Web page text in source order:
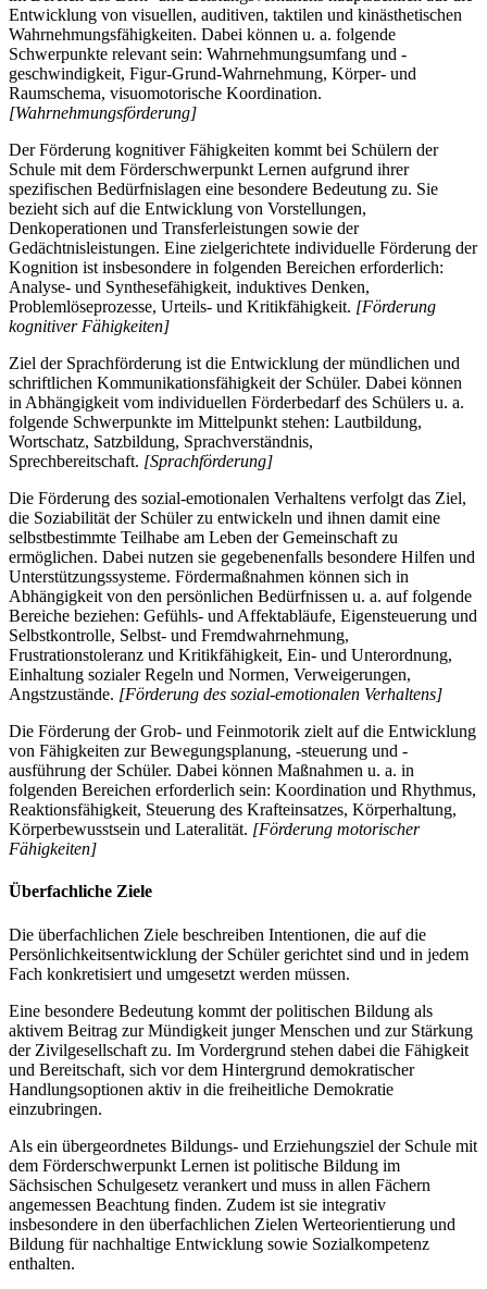
Entwicklung von visuellen, auditiven, taktilen und kinästhetischen
Wahrnehmungsfähigkeiten. Dabei können u. a. folgende
Schwerpunkte relevant sein: Wahrnehmungsumfang und -
geschwindigkeit, Figur-Grund-Wahrnehmung, Körper- und
Raumschema, visuomotorische Koordination.
[Wahrnehmungsförderung]
Der Förderung kognitiver Fähigkeiten kommt bei Schülern der
Schule mit dem Förderschwerpunkt Lernen aufgrund ihrer
spezifischen Bedürfnislagen eine besondere Bedeutung zu. Sie
bezieht sich auf die Entwicklung von Vorstellungen,
Denkoperationen und Transferleistungen sowie der
Gedächtnisleistungen. Eine zielgerichtete individuelle Förderung der
Kognition ist insbesondere in folgenden Bereichen erforderlich:
Analyse- und Synthesefähigkeit, induktives Denken,
Problemlöseprozesse, Urteils- und Kritikfähigkeit. [Förderung
kognitiver Fähigkeiten]
Ziel der Sprachförderung ist die Entwicklung der mündlichen und
schriftlichen Kommunikationsfähigkeit der Schüler. Dabei können
in Abhängigkeit vom individuellen Förderbedarf des Schülers u. a.
folgende Schwerpunkte im Mittelpunkt stehen: Lautbildung,
Wortschatz, Satzbildung, Sprachverständnis,
Sprechbereitschaft. [Sprachförderung]
Die Förderung des sozial-emotionalen Verhaltens verfolgt das Ziel,
die Soziabilität der Schüler zu entwickeln und ihnen damit eine
selbstbestimmte Teilhabe am Leben der Gemeinschaft zu
ermöglichen. Dabei nutzen sie gegebenenfalls besondere Hilfen und
Unterstützungssysteme. Fördermaßnahmen können sich in
Abhängigkeit von den persönlichen Bedürfnissen u. a. auf folgende
Bereiche beziehen: Gefühls- und Affektabläufe, Eigensteuerung und
Selbstkontrolle, Selbst- und Fremdwahrnehmung,
Frustrationstoleranz und Kritikfähigkeit, Ein- und Unterordnung,
Einhaltung sozialer Regeln und Normen, Verweigerungen,
Angstzustände. [Förderung des sozial-emotionalen Verhaltens]
Die Förderung der Grob- und Feinmotorik zielt auf die Entwicklung
von Fähigkeiten zur Bewegungsplanung, -steuerung und -
ausführung der Schüler. Dabei können Maßnahmen u. a. in
folgenden Bereichen erforderlich sein: Koordination und Rhythmus,
Reaktionsfähigkeit, Steuerung des Krafteinsatzes, Körperhaltung,
Körperbewusstsein und Lateralität. [Förderung motorischer
Fähigkeiten]
Überfachliche Ziele
Die überfachlichen Ziele beschreiben Intentionen, die auf die
Persönlichkeitsentwicklung der Schüler gerichtet sind und in jedem
Fach konkretisiert und umgesetzt werden müssen.
Eine besondere Bedeutung kommt der politischen Bildung als
aktivem Beitrag zur Mündigkeit junger Menschen und zur Stärkung
der Zivilgesellschaft zu. Im Vordergrund stehen dabei die Fähigkeit
und Bereitschaft, sich vor dem Hintergrund demokratischer
Handlungsoptionen aktiv in die freiheitliche Demokratie
einzubringen.
Als ein übergeordnetes Bildungs- und Erziehungsziel der Schule mit
dem Förderschwerpunkt Lernen ist politische Bildung im
Sächsischen Schulgesetz verankert und muss in allen Fächern
angemessen Beachtung finden. Zudem ist sie integrativ
insbesondere in den überfachlichen Zielen Werteorientierung und
Bildung für nachhaltige Entwicklung sowie Sozialkompetenz
enthalten.